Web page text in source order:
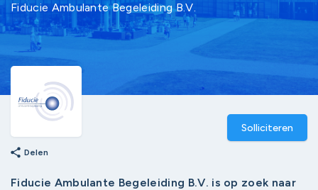
Fiducie Ambulante Begeleiding B.V.
Solliciteren
share Delen
Fiducie Ambulante Begeleiding B.V. is op zoek naar